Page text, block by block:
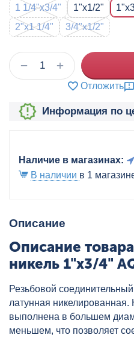
1 1/4"x3/4"
1"x1/2"
2"x1 1/4"
3/4"x1/2"
+
−
Отложить
Информация по
Наличие в магазинах:
В наличии в 1
Описание
Описание
никель 1"x3/4"
артикул: 02554
Резьбовой
латунная
выполнена в большем
меньшем, что позволяет